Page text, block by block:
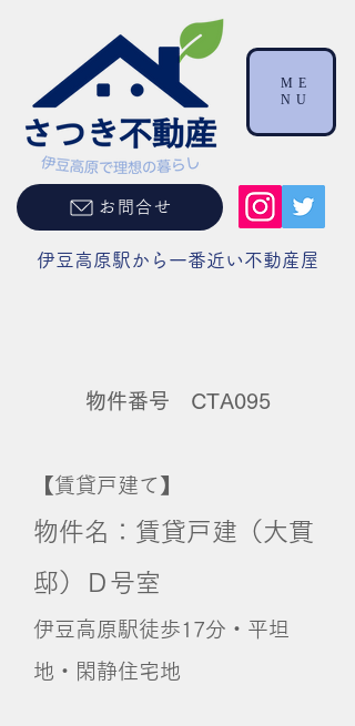
伊豆高原駅から一番近い不動産屋
お問合せ
ME
NU
物件番号 CTA095
【賃貸戸建て】
物件名：賃貸戸建 （大貫
邸）
Ｄ号室
​伊豆高原駅徒歩17分・平坦
地・閑静住宅地